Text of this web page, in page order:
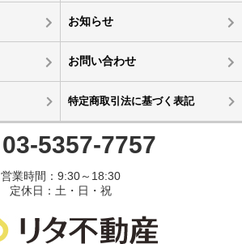
お知らせ
お問い合わせ
特定商取引法に基づく表記
03-5357-7757
営業時間：9:30～18:30
定休日：土・日・祝